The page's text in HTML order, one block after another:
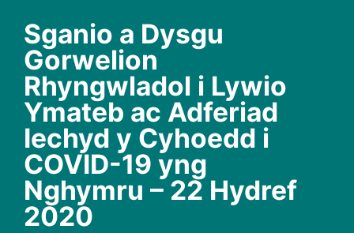
Sganio a Dysgu
Gorwelion
Rhyngwladol i Lywio
Ymateb ac Adferiad
Iechyd y Cyhoedd i
COVID-19 yng
Nghymru – 22 Hydref
2020